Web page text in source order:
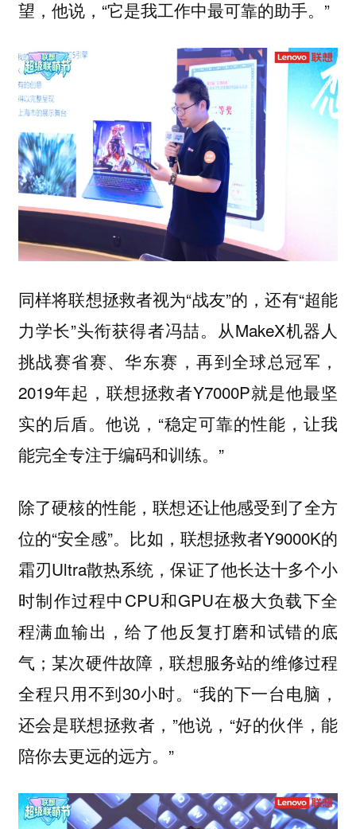
望，他说，“它是我工作中最可靠的助手。”
同样将联想拯救者视为“战友”的，还有“超能
力学长”头衔获得者冯喆。从MakeX机器人
挑战赛省赛、华东赛，再到全球总冠军，
2019年起，联想拯救者Y7000P就是他最坚
实的后盾。他说，“稳定可靠的性能，让我
能完全专注于编码和训练。”
除了硬核的性能，联想还让他感受到了全方
位的“安全感”。比如，联想拯救者Y9000K的
霜刃Ultra散热系统，保证了他长达十多个小
时制作过程中CPU和GPU在极大负载下全
程满血输出，给了他反复打磨和试错的底
气；某次硬件故障，联想服务站的维修过程
全程只用不到30小时。“我的下一台电脑，
还会是联想拯救者，”他说，“好的伙伴，能
陪你去更远的远方。”